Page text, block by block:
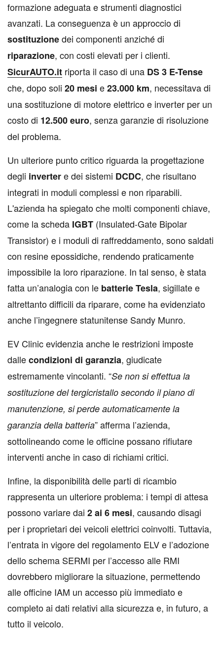
formazione adeguata e strumenti diagnostici
avanzati. La conseguenza è un approccio di
sostituzionedei componenti anziché di
riparazione, con costi elevati per i clienti.
SicurAUTO.it riporta il caso di una DS 3 E-Tense
che, dopo soli 20 mesi e23.000 km, necessitava di
una sostituzione di motore elettrico e inverter per un
costo di 12.500 euro, senza garanzie di risoluzione
del problema.
Un ulteriore punto critico riguarda la progettazione
degli invertere dei sistemi DCDC, che risultano
integrati in moduli complessi e non riparabili.
L'azienda ha spiegato che molti componenti chiave,
come la scheda IGBT (Insulated-Gate Bipolar
Transistor) e i moduli di raffreddamento, sono saldati
con resine epossidiche, rendendo praticamente
impossibile la loro riparazione. In tal senso, è stata
fatta un’analogia con le batterieTesla, sigillate e
altrettanto difficili da riparare, come ha evidenziato
anche l’ingegnere statunitense Sandy Munro.
EV Clinic evidenzia anche le restrizioni imposte
dallecondizioni di garanzia, giudicate
estremamente vincolanti. “Se non si effettua la
sostituzione del tergicristallo secondo il piano di
manutenzione, si perde automaticamente la
garanzia della batteria” afferma l’azienda,
sottolineando come le officine possano rifiutare
interventi anche in caso di richiami critici.
Infine, la disponibilità delle parti di ricambio
rappresenta un ulteriore problema: i tempi di attesa
possono variare dai 2 ai 6 mesi, causando disagi
per i proprietari dei veicoli elettrici coinvolti. Tuttavia,
l’entrata in vigore del regolamento ELV e l’adozione
dello schema SERMI per l’accesso alle RMI
dovrebbero migliorare la situazione, permettendo
alle officine IAM un accesso più immediato e
completo ai dati relativi alla sicurezza e, in futuro, a
tutto il veicolo.